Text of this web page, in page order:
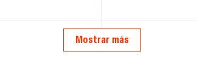
4840
Mostrar más